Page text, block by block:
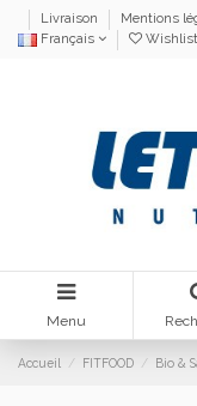
Livraison Mentions
Français
Menu
Accueil FITFOOD Bio &